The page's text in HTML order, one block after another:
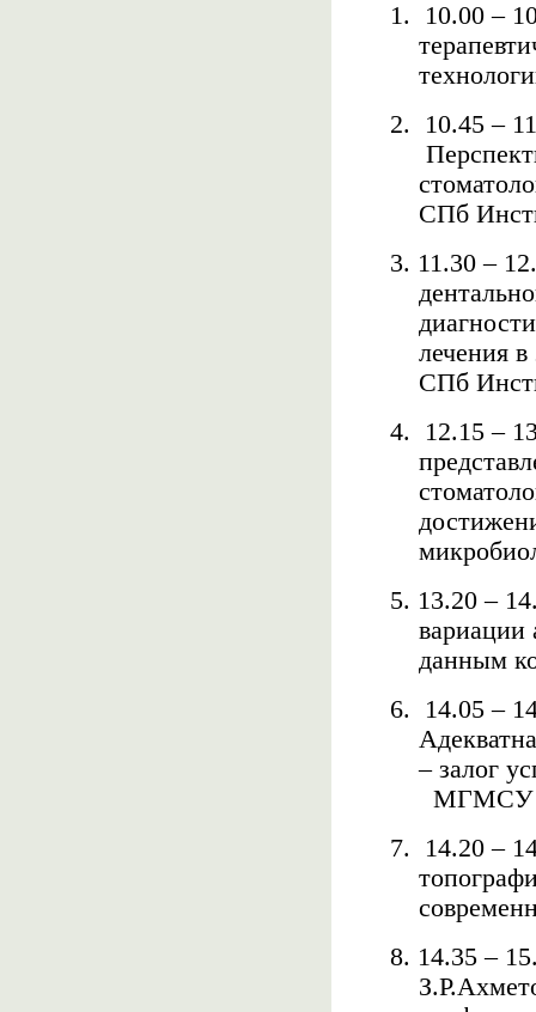
1.
10.00 –
2.
10.45 –
СПб
3. 11.30 –
лечения
СПб
4.
12.15 –
5. 13.20 –
вариации
данным
6.
14.05 –
– залог
МГМСУ
7.
14.20 –
8. 14.35 –